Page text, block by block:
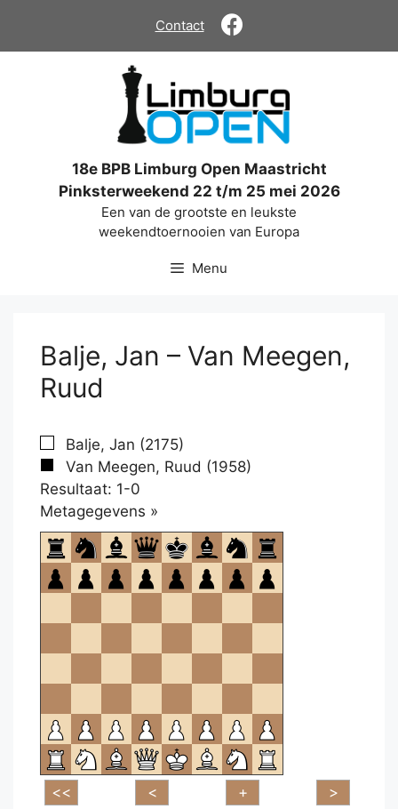
de
Contact
18e BPB Limburg Open Maastricht
Pinksterweekend 22 t/m 25 mei 2026
Een van de grootste en leukste
weekendtoernooien van Europa
Menu
Balje, Jan – Van Meegen,
Ruud
Balje, Jan (2175)
Van Meegen, Ruud (1958)
Resultaat: 1-0
Metagegevens »
om
te
openen.